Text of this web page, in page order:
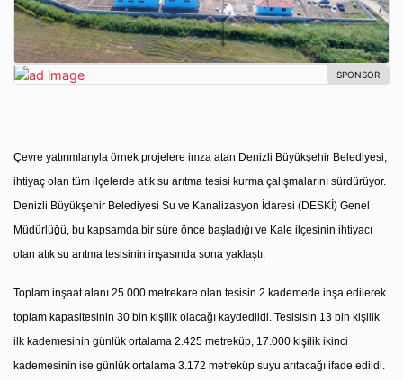
Çevre yatırımlarıyla örnek projelere imza atan Denizli Büyükşehir Belediyesi,
ihtiyaç olan tüm ilçelerde atık su arıtma tesisi kurma çalışmalarını sürdürüyor.
Denizli Büyükşehir Belediyesi Su ve Kanalizasyon İdaresi (DESKİ) Genel
Müdürlüğü, bu kapsamda bir süre önce başladığı ve Kale ilçesinin ihtiyacı
olan atık su arıtma tesisinin inşasında sona yaklaştı.
Toplam inşaat alanı 25.000 metrekare olan tesisin 2 kademede inşa edilerek
toplam kapasitesinin 30 bin kişilik olacağı kaydedildi. Tesisisin 13 bin kişilik
ilk kademesinin günlük ortalama 2.425 metreküp, 17.000 kişilik ikinci
kademesinin ise günlük ortalama 3.172 metreküp suyu arıtacağı ifade edildi.